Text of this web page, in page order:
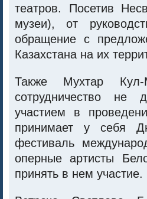
театров. Посетив
музеи), от
обращение с
Казахстана на их
Также Мухтар
сотрудничество не
участием в
принимает у себя
фестиваль
оперные артисты
принять в нем участие.